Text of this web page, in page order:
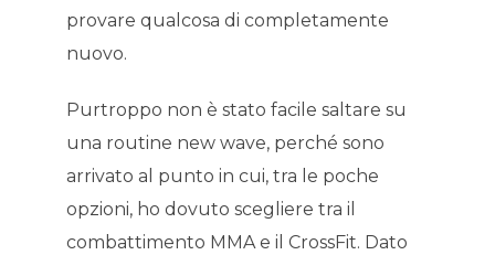
provare qualcosa di completamente
nuovo.
Purtroppo non è stato facile saltare su
una routine new wave, perché sono
arrivato al punto in cui, tra le poche
opzioni, ho dovuto scegliere tra il
combattimento MMA e il CrossFit. Dato